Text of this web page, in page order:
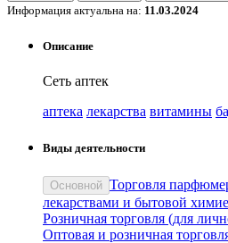
Информация актуальна на: 11.03.2024
Описание
Сеть аптек
аптека лекарства витамины
Виды деятельности
Основной Торговля
лекарствами и бытовой
Розничная торговля (для
Оптовая и розничная